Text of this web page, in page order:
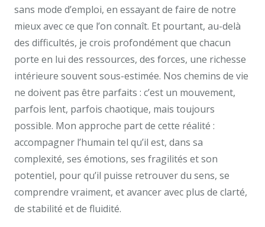
sans mode d’emploi, en essayant de faire de notre
mieux avec ce que l’on connaît. Et pourtant, au-delà
des difficultés, je crois profondément que chacun
porte en lui des ressources, des forces, une richesse
intérieure souvent sous-estimée. Nos chemins de vie
ne doivent pas être parfaits : c’est un mouvement,
parfois lent, parfois chaotique, mais toujours
possible. Mon approche part de cette réalité :
accompagner l’humain tel qu’il est, dans sa
complexité, ses émotions, ses fragilités et son
potentiel, pour qu’il puisse retrouver du sens, se
comprendre vraiment, et avancer avec plus de clarté,
de stabilité et de fluidité.